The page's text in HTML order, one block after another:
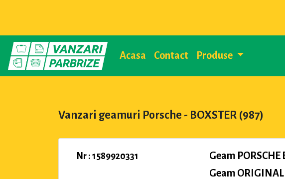
Acasa Contact Produse
Vanzari geamuri Porsche - BOXSTER (987)
Nr : 1589920331
Geam PORSCHE
Geam